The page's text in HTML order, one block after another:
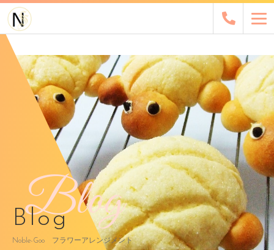
Blog
Blog
Noble-Goo フラワーアレンジメント